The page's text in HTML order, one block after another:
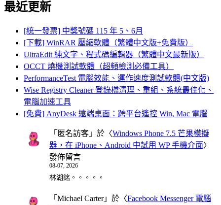
最近更新
[統一發票] 中獎號碼 115 年 5、6月
[下載] WinRAR 壓縮軟體（繁體中文版+免費版）
UltraEdit 純文字、程式碼編輯器（繁體中文最新版）
OCCT 燒機測試軟體（超頻檢測必備工具）
PerformanceTest 電腦效能、運作速度測試軟體(中文版)
Wise Registry Cleaner 登錄檔清理、重組、系統最佳化、
電腦加速工具
[免費] AnyDesk 遠端桌面：跨平台遙控 Win, Mac 電腦
「 匿名訪客 」於〈Windows Phone 7.5 芒果模擬
器，在 iPhone、Android 中試用 WP 手機介面〉
發佈留言
08-07, 2026
林湖銘。。。。。
「 Michael Carter」於〈Facebook Messenger 電腦